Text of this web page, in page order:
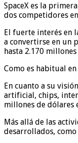
SpaceX es la
dos competidores
El fuerte interés en
a convertirse en un
hasta 2.170
Como es habitual
En cuanto a su
artificial, chips,
millones de dólares
Más allá de las
desarrollados, como